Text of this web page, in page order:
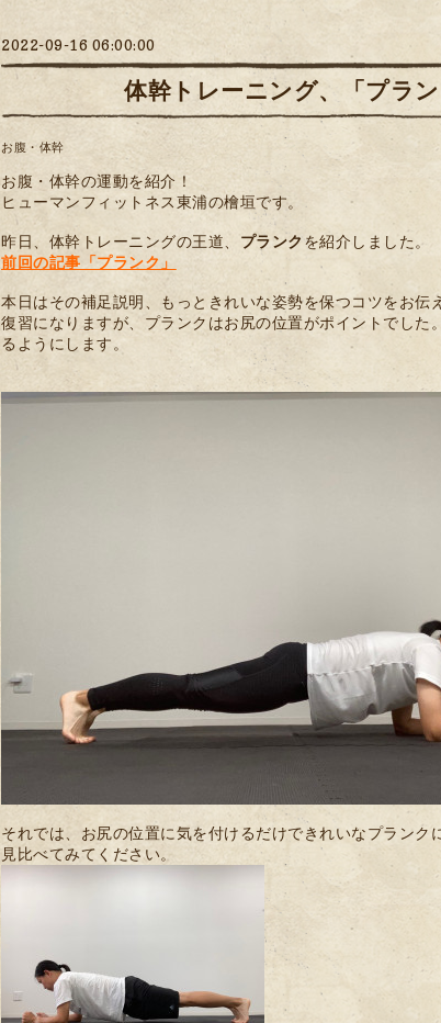
2022-09-16 06:00:00
体幹トレーニング、「プラ
お腹・体幹
お腹・体幹の運動を紹介！
ヒューマンフィットネス東浦の檜垣です。
昨日、体幹トレーニングの王道、 プランク を紹介しました。
前回の記事「プランク」
本日はその補足説明、もっときれいな姿勢を保つコツをお伝
復習になりますが、プランクはお尻の位置がポイントでした
るようにします。
それでは、お尻の位置に気を付けるだけできれいなプランク
見比べてみてください。